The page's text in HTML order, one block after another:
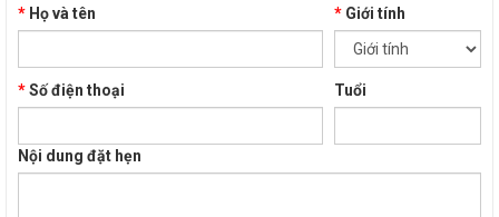
* Họ và tên *Giới tính
*Số điện thoại Tuổi
Nội dung đặt hẹn